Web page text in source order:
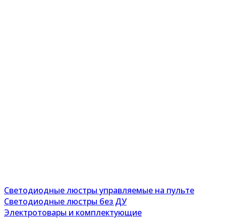
Светодиодные люстры управляемые на пульте
Светодиодные люстры без ДУ
Электротовары и комплектующие